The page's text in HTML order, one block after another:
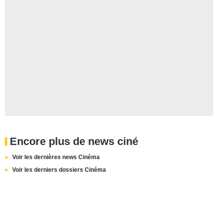
Encore plus de news ciné
Voir les dernières news Cinéma
Voir les derniers dossiers Cinéma